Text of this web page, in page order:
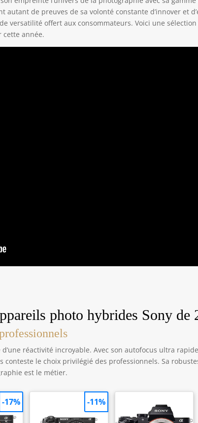
autant de preuves de sa volonté constante d’innover et
versatilité offert aux consommateurs. Voici une
cette année.
photo hybrides Sony de
réactivité incroyable. Avec son autofocus ultra
conteste le choix privilégié des professionnels. Sa
est le métier.
-17% -11%